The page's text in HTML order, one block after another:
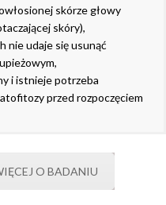
skórze głowy
skóry),
nie udaje się usunąć
i istnieje potrzeba
przed rozpoczęciem
O BADANIU